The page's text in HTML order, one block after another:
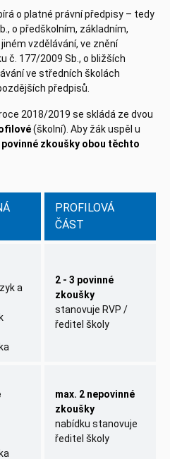
o platné právní předpisy – tedy
o předškolním, základním,
vzdělávání, ve znění
č. 177/2009 Sb., o bližších
ve středních školách
předpisů.
2018/2019 se skládá ze dvou
(školní). Aby žák uspěl u
povinné zkoušky obou těchto
PROFILOVÁ
ČÁST
a
2 - 3 povinné
zkoušky
stanovuje RVP /
ředitel školy
max. 2 nepovinné
zkoušky
nabídku stanovuje
ředitel školy